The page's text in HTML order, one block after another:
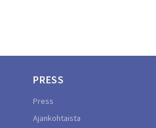
PRESS
Press
Ajankohtaista